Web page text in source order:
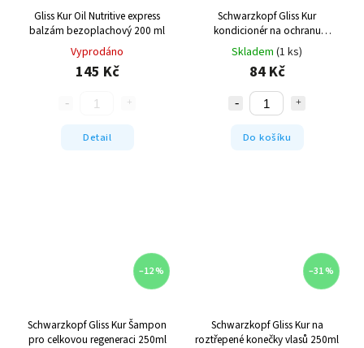
Gliss Kur Oil Nutritive express
balzám bezoplachový 200 ml
Vyprodáno
145 Kč
Detail
Schwarzkopf Gliss Kur
kondicionér na ochranu
dlouhých vlasů 200ml
Skladem (1 ks)
84 Kč
Do košíku
–12 %
Schwarzkopf Gliss Kur Šampon
pro celkovou regeneraci 250ml
–31 %
Schwarzkopf Gliss Kur na
roztřepené konečky vlasů 250ml